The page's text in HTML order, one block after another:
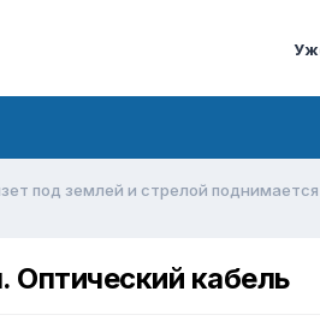
под землей и стрелой
Оптический кабель